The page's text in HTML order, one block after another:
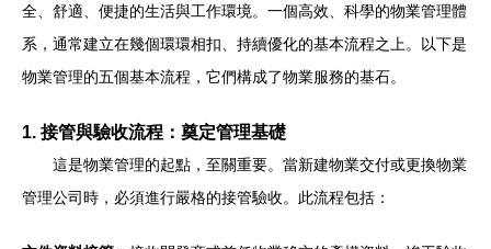
全、舒適、便捷的生活與工作環境。一個高效、科學的物業管理體
系，通常建立在幾個環環相扣、持續優化的基本流程之上。以下是
物業管理的五個基本流程，它們構成了物業服務的基石。
1. 接管與驗收流程：奠定管理基礎
這是物業管理的起點，至關重要。當新建物業交付或更換物業
管理公司時，必須進行嚴格的接管驗收。此流程包括：